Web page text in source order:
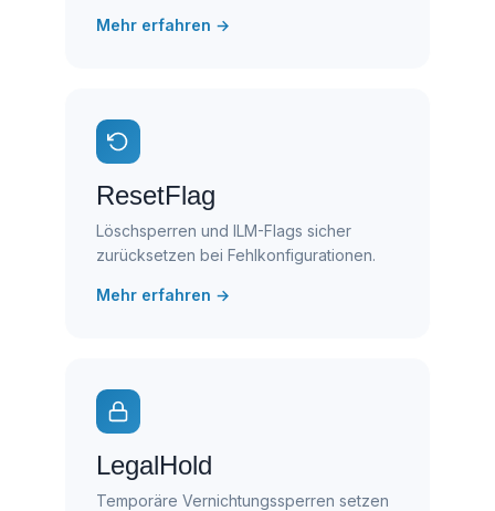
Mehr erfahren →
ResetFlag
Löschsperren und ILM-Flags sicher
zurücksetzen bei Fehlkonfigurationen.
Mehr erfahren →
LegalHold
Temporäre Vernichtungssperren setzen